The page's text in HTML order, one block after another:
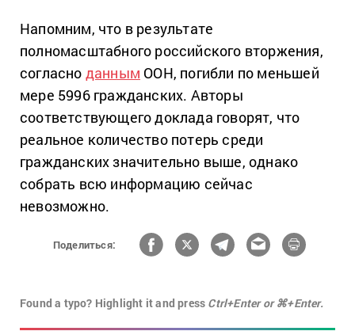
Напомним, что в результате
полномасштабного российского вторжения,
согласно данным ООН, погибли по меньшей
мере 5996 гражданских. Авторы
соответствующего доклада говорят, что
реальное количество потерь среди
гражданских значительно выше, однако
собрать всю информацию сейчас
невозможно.
Поделиться:
Found a typo? Highlight it and press Ctrl+Enter or ⌘+Enter.